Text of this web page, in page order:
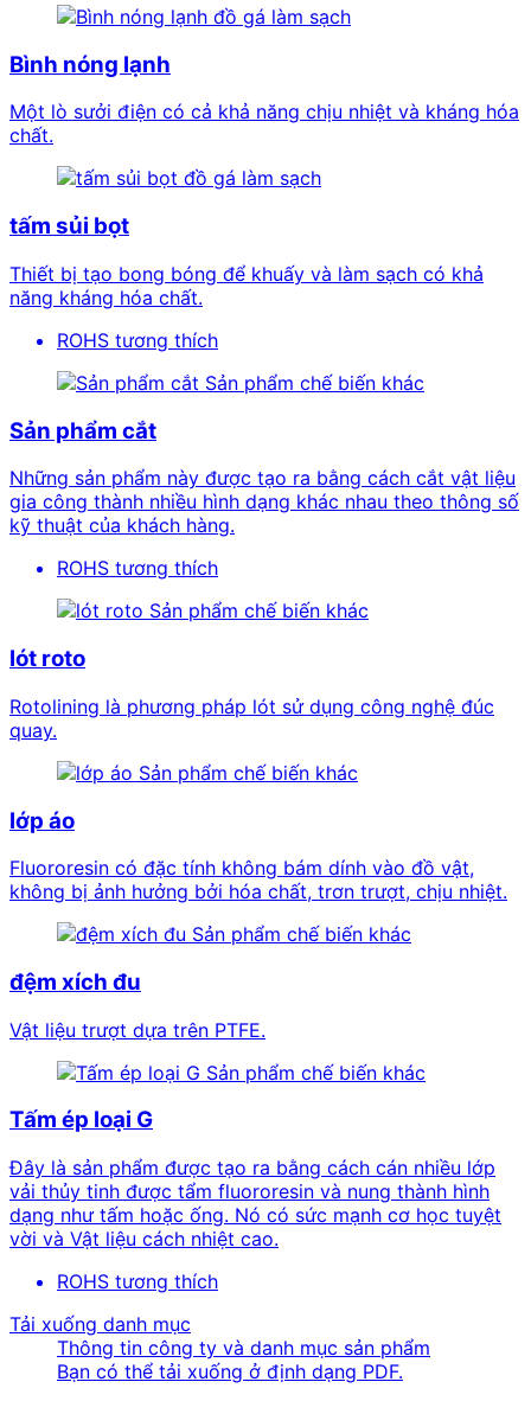
đồ gá làm sạch
Bình nóng lạnh
Một lò sưởi điện có cả khả năng chịu nhiệt và kháng hóa
chất.
đồ gá làm sạch
tấm sủi bọt
Thiết bị tạo bong bóng để khuấy và làm sạch có khả
năng kháng hóa chất.
ROHS tương thích
Sản phẩm chế biến khác
Sản phẩm cắt
Những sản phẩm này được tạo ra bằng cách cắt vật liệu
gia công thành nhiều hình dạng khác nhau theo thông số
kỹ thuật của khách hàng.
ROHS tương thích
Sản phẩm chế biến khác
lót roto
Rotolining là phương pháp lót sử dụng công nghệ đúc
quay.
Sản phẩm chế biến khác
lớp áo
Fluororesin có đặc tính không bám dính vào đồ vật,
không bị ảnh hưởng bởi hóa chất, trơn trượt, chịu nhiệt.
Sản phẩm chế biến khác
đệm xích đu
Vật liệu trượt dựa trên PTFE.
Sản phẩm chế biến khác
Tấm ép loại G
Đây là sản phẩm được tạo ra bằng cách cán nhiều lớp
vải thủy tinh được tẩm fluororesin và nung thành hình
dạng như tấm hoặc ống. Nó có sức mạnh cơ học tuyệt
vời và Vật liệu cách nhiệt cao.
ROHS tương thích
Tải xuống danh mục
Thông tin công ty và danh mục sản phẩm
Bạn có thể tải xuống ở định dạng PDF.